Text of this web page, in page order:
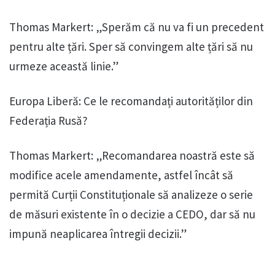
Thomas Markert: „Sperăm că nu va fi un precedent
pentru alte țări. Sper să convingem alte țări să nu
urmeze această linie.”
Europa Liberă: Ce le recomandați autorităților din
Federația Rusă?
Thomas Markert: „Recomandarea noastră este să
modifice acele amendamente, astfel încât să
permită Curții Constituționale să analizeze o serie
de măsuri existente în o decizie a CEDO, dar să nu
impună neaplicarea întregii decizii.”